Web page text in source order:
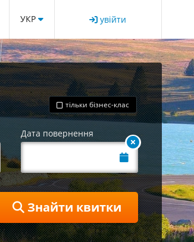
УКР увійти
тільки бізнес-клас
Дата повернення
Знайти квитки